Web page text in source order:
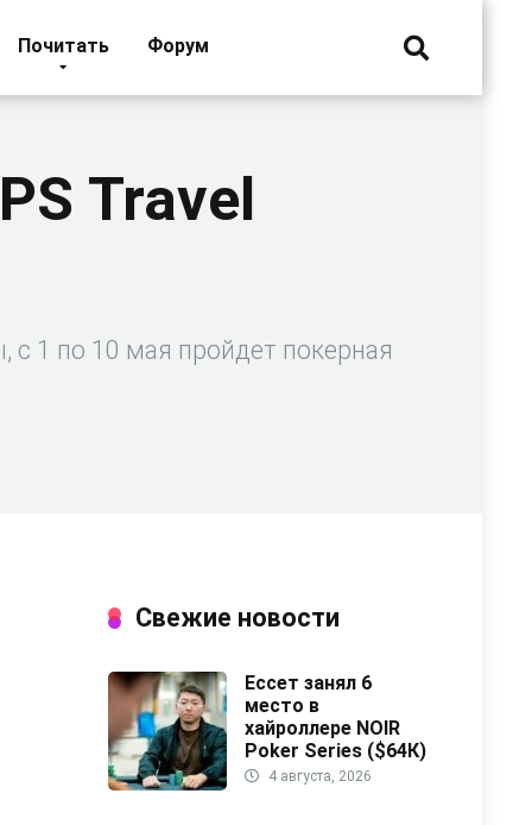
Почитать Форум
Travel
с 1 по 10 мая пройдет покерная
Свежие новости
Ессет занял 6
место в
хайроллере NOIR
Poker Series ($64К)
4 августа, 2026